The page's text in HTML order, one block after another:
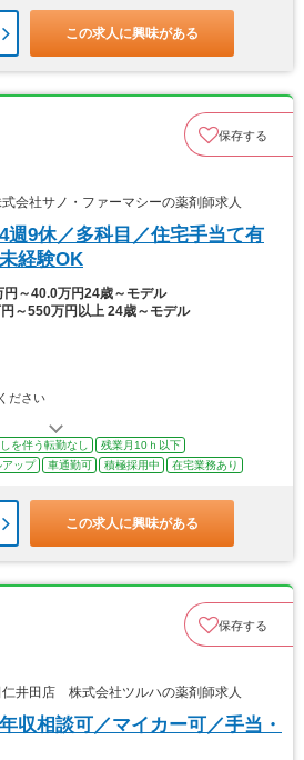
この求人に興味がある
保存する
社サノ・ファーマシーの薬剤師求人
9休／多科目／住宅手当て有
経験OK
円～40.0万円24歳～モデル
円～550万円以上 24歳～モデル
ださい
を伴う転勤なし
残業月10ｈ以下
アップ 車通勤可 積極採用中 在宅業務あり
この求人に興味がある
保存する
井田店 株式会社ツルハの薬剤師求人
収相談可／マイカー可／手当・